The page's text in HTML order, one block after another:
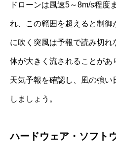
ドローンは風速5～8m/s程度
れ、この範囲を超えると制御
に吹く突風は予報で読み切
体が大きく流されることが
天気予報を確認し、風の強い
しましょう。
ハードウェア・ソフト